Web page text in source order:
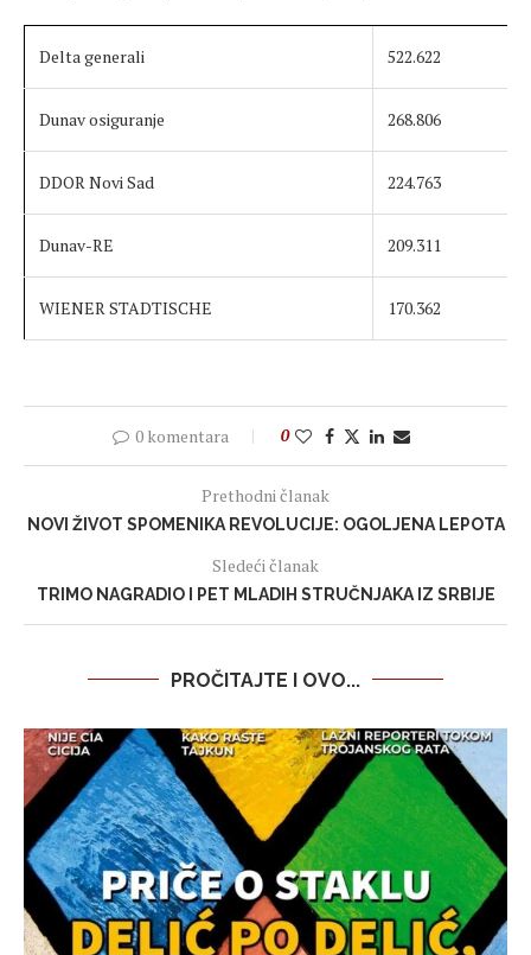
Delta generali 522.622
Dunav osiguranje 268.806
DDOR Novi Sad 224.763
Dunav-RE 209.311
WIENER STADTISCHE 170.362
0 komentara 0
Prethodni članak
NOVI ŽIVOT SPOMENIKA REVOLUCIJE: OGOLJENA LEPOTA
Sledeći članak
TRIMO NAGRADIO I PET MLADIH STRUČNJAKA IZ SRBIJE
PROČITAJTE I OVO...